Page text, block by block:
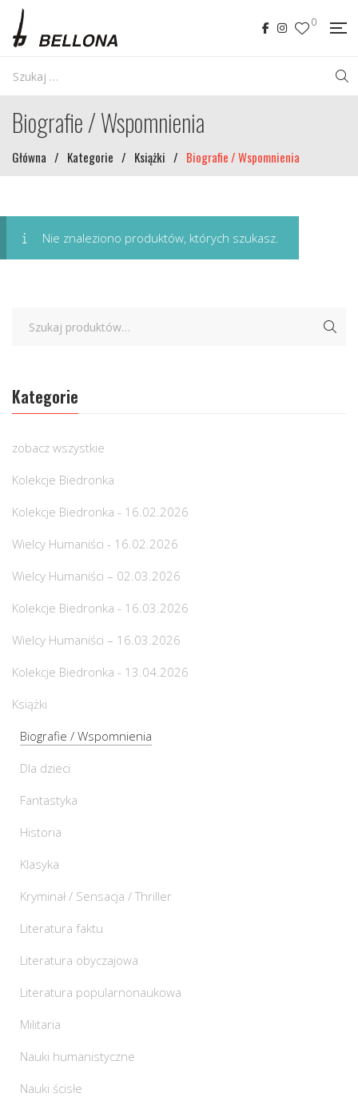
0
Biografie / Wspomnienia
Główna / Kategorie / Książki / Biografie / Wspomnienia
Nie znaleziono produktów, których szukasz.
Kategorie
zobacz wszystkie
Kolekcje Biedronka
Kolekcje Biedronka - 16.02.2026
Wielcy Humaniści - 16.02.2026
Wielcy Humaniści – 02.03.2026
Kolekcje Biedronka - 16.03.2026
Wielcy Humaniści – 16.03.2026
Kolekcje Biedronka - 13.04.2026
Książki
Biografie / Wspomnienia
Dla dzieci
Fantastyka
Historia
Klasyka
Kryminał / Sensacja / Thriller
Literatura faktu
Literatura obyczajowa
Literatura popularnonaukowa
Militaria
Nauki humanistyczne
Nauki ścisłe